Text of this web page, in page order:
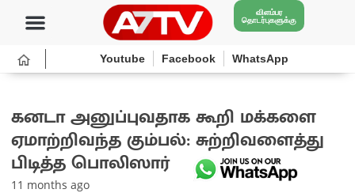
விளம்பர
தொடர்புகளுக்கு
Youtube Facebook WhatsApp
கனடா அனுப்புவதாக கூறி மக்களை
ஏமாற்றிவந்த கும்பல்: சுற்றிவளைத்து
பிடித்த பொலிஸார்
11 months ago